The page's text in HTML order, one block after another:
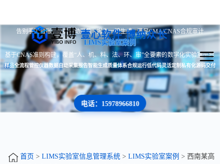
壹心软件 博纳众长
告别手工台账 · 数据自动采集 · 报告一键生成 · 满足CMA/CNAS合规审计
LIMS实验室案例
基于CNAS准则构建，覆盖“人、机、料、法、环、审”全要素的数字化实验室平台
样品全流程管控仪器数据自动采集报告智能生成质量体系合规运行低代码灵活定制私有化源码交付
电话：15978966810
首页 > LIMS实验室信息管理系统> LIMS实验室案例 > 西南某高